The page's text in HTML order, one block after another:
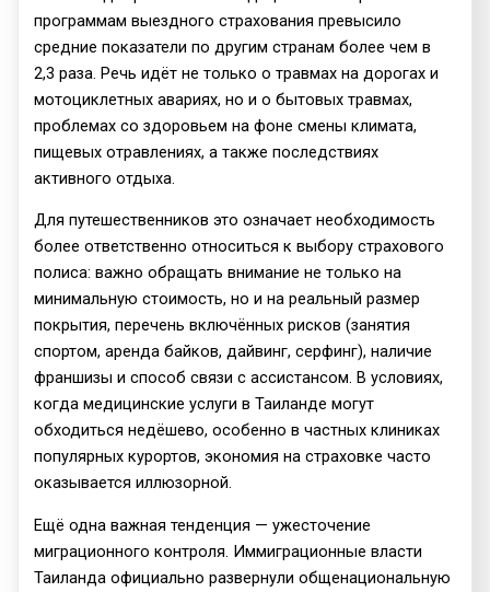
программам выездного страхования превысило
средние показатели по другим странам более чем в
2,3 раза. Речь идёт не только о травмах на дорогах и
мотоциклетных авариях, но и о бытовых травмах,
проблемах со здоровьем на фоне смены климата,
пищевых отравлениях, а также последствиях
активного отдыха.
Для путешественников это означает необходимость
более ответственно относиться к выбору страхового
полиса: важно обращать внимание не только на
минимальную стоимость, но и на реальный размер
покрытия, перечень включённых рисков (занятия
спортом, аренда байков, дайвинг, серфинг), наличие
франшизы и способ связи с ассистансом. В условиях,
когда медицинские услуги в Таиланде могут
обходиться недёшево, особенно в частных клиниках
популярных курортов, экономия на страховке часто
оказывается иллюзорной.
Ещё одна важная тенденция — ужесточение
миграционного контроля. Иммиграционные власти
Таиланда официально развернули общенациональную